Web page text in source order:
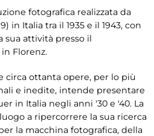
fotografica realizzata da
in Italia tra il 1935 e il 1943, con
sua attività presso il
Florenz.
circa ottanta opere, per lo più
e inedite, intende presentare
in Italia negli anni '30 e '40. La
a ripercorrere la sua ricerca
la macchina fotografica, della